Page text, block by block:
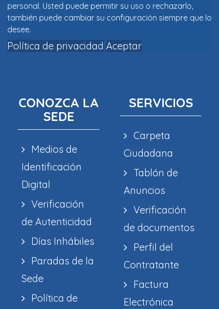
personal. Usted puede permitir su uso o rechazarlo,
también puede cambiar su configuración siempre que lo
desee.
Política de privacidad Aceptar
CONOZCA LA
SEDE
Medios de
Identificación
Digital
Verificación
de Autenticidad
Días Inhábiles
Paradas de la
Sede
Política de
SERVICIOS
Carpeta
Ciudadana
Tablón de
Anuncios
Verificación
de documentos
Perfil del
Contratante
Factura
Electrónica